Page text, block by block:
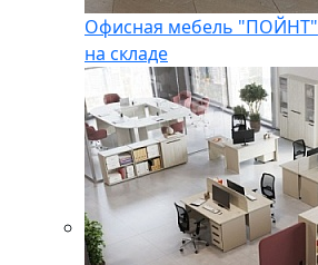
Офисная мебель "ПОЙНТ"
на складе